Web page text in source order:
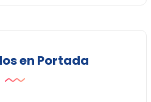
en Portada